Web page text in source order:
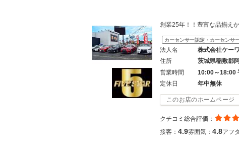
創業25年！！豊富な品揃え
カーセンサー認定・カーセンサ
法人名
株式会社ケー
住所
茨城県稲敷郡
営業時間
10:00～18:00
定休日
年中無休
このお店のホームページ
クチコミ総合評価：
接客： 4.9雰囲気： 4.8アフ